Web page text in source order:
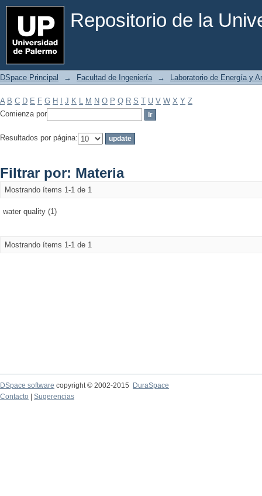
Repositorio de la
Filtrar por: Materia
DSpace Principal → Facultad de Ingeniería → Laboratorio de Energía y
A B C D E F G H J K L M N O P Q R S T U V W X Y Z
Comienza por
Resultados por página:
Filtrar por: Materia
Mostrando ítems 1-1 de 1
water quality (1)
Mostrando ítems 1-1 de 1
DSpace software copyright © 2002-2015
DuraSpace
Contacto
Sugerencias